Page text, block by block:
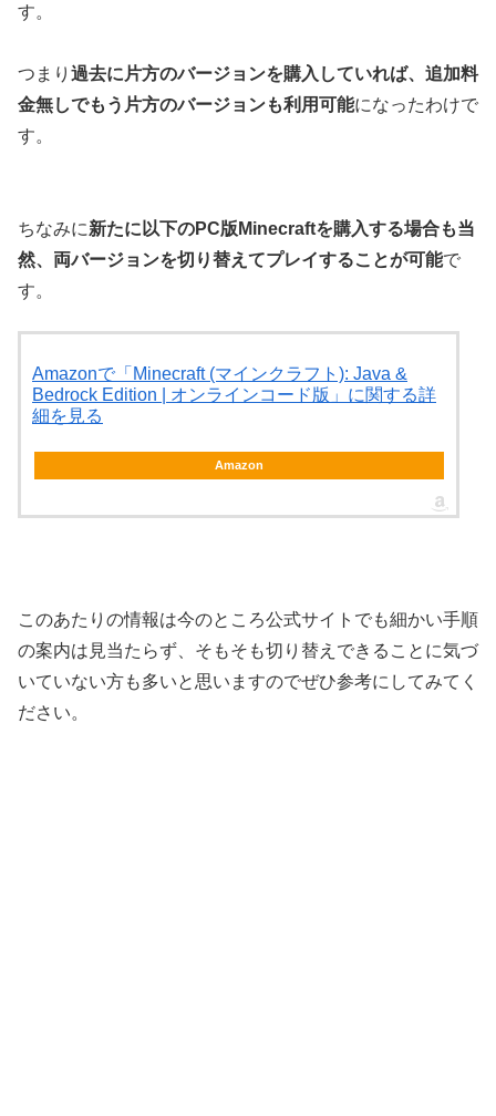
す。
つまり 過去に片方のバージョンを購入していれば、追加料
金無しでもう片方のバージョンも利用可能になったわけで
す。
ちなみに新たに以下のPC版Minecraftを購入する場合も当
然、両バージョンを切り替えてプレイすることが可能で
す。
Amazonで「Minecraft (マインクラフト): Java &
Bedrock Edition | オンラインコード版」に関する詳
細を見る
Amazon
このあたりの情報は今のところ公式サイトでも細かい手順
の案内は見当たらず、そもそも切り替えできることに気づ
いていない方も多いと思いますのでぜひ参考にしてみてく
ださい。